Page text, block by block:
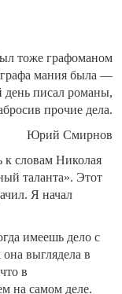
тоже графоманом
мания была —
писал романы,
прочие дела.
Юрий Смирнов
словам Николая
таланта». Этот
Я начал
имеешь дело с
выглядела в
в
на самом деле.